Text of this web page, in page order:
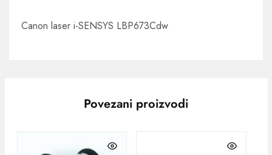
Canon laser i-SENSYS LBP673Cdw
Povezani proizvodi